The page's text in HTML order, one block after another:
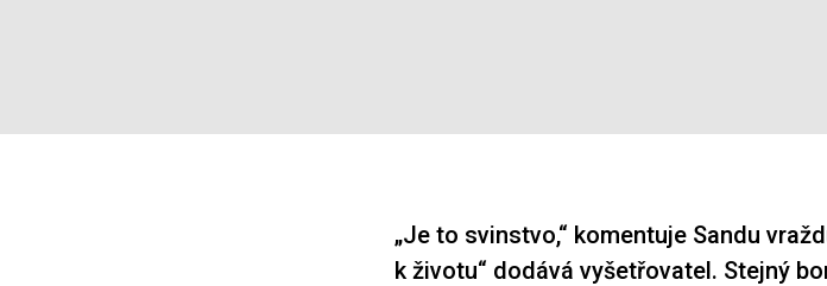
„Je to svinstvo,“ komentuje Sandu
k životu“ dodává vyšetřovatel. Stejný